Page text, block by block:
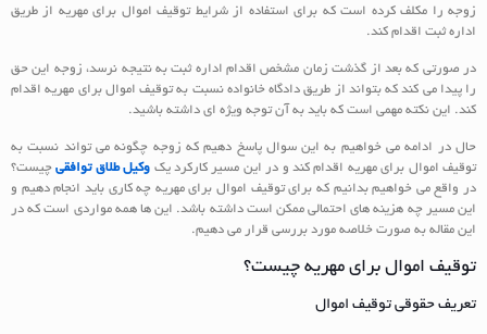
زوجه را مکلف کرده است که برای استفاده از شرایط توقیف اموال برای مهریه از طریق
اداره ثبت اقدام کند.
در صورتی که بعد از گذشت زمان مشخص اقدام اداره ثبت به نتیجه نرسد، زوجه این حق
را پیدا می کند که بتواند از طریق دادگاه خانواده نسبت به توقیف اموال برای مهریه اقدام
کند. این نکته مهمی است که باید به آن توجه ویژه ای داشته باشید.
حال در ادامه می خواهیم به این سوال پاسخ دهیم که زوجه چگونه می تواند نسبت به
توقیف اموال برای مهریه اقدام کند و در این مسیر کارکرد یک وکیل طلاق توافقیچیست؟
در واقع می خواهیم بدانیم که برای توقیف اموال برای مهریه چه کاری باید انجام دهیم و
این مسیر چه هزینه های احتمالی ممکن است داشته باشد. این ها همه مواردی است که در
این مقاله به صورت خلاصه مورد بررسی قرار می دهیم.
توقیف اموال برای مهریه چیست؟
تعریف حقوقی توقیف اموال